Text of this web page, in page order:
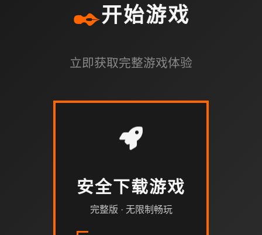
✒️开始游戏
立即获取完整游戏体验
安全下载游戏
完整版 · 无限制畅玩